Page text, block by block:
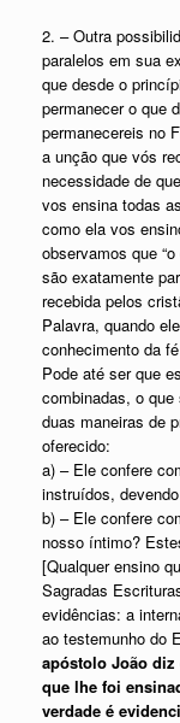
2. – Outra
paralelos em sua
que desde o
permanecer o que
permanecereis no
a unção que vós
necessidade de
vos ensina todas
como ela vos
observamos que
são exatamente
recebida pelos
Palavra, quando
conhecimento da
Pode até ser que
combinadas, o
duas maneiras de
oferecido:
a) – Ele confere
instruídos,
b) – Ele confere
nosso íntimo?
[Qualquer ensino
Sagradas
evidências: a
ao testemunho do
apóstolo João diz
que lhe foi
verdade é